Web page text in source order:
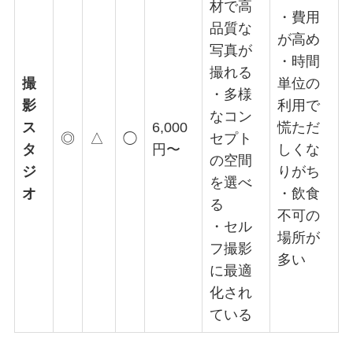
撮
影
ス
タ
ジ
オ
◎ △ ◯
6,000
円〜
材で高
品質な
写真が
撮れる
・多様
なコン
セプト
の空間
を選べ
る
・セル
フ撮影
に最適
化され
ている
・費用
が高め
・時間
単位の
利用で
慌ただ
しくな
りがち
・飲食
不可の
場所が
多い